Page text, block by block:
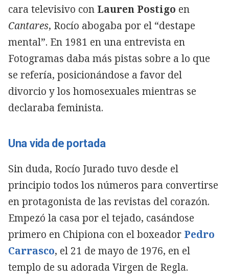
cara televisivo con Lauren Postigo en
Cantares, Rocío abogaba por el “destape
mental”. En 1981 en una entrevista en
Fotogramas daba más pistas sobre a lo que
se refería, posicionándose a favor del
divorcio y los homosexuales mientras se
declaraba feminista.
Una vida de portada
Sin duda, Rocío Jurado tuvo desde el
principio todos los números para convertirse
en protagonista de las revistas del corazón.
Empezó la casa por el tejado, casándose
primero en Chipiona con el boxeador Pedro
Carrasco, el 21 de mayo de 1976, en el
templo de su adorada Virgen de Regla.